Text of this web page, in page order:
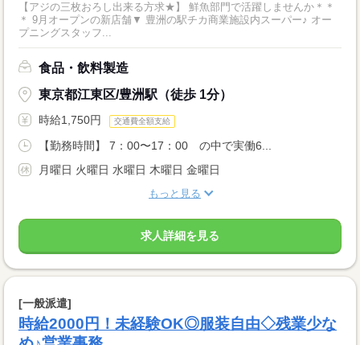
【アジの三枚おろし出来る方求★】 鮮魚部門で活躍しませんか＊＊
＊ 9月オープンの新店舗▼ 豊洲の駅チカ商業施設内スーパー♪ オー
プニングスタッフ...
食品・飲料製造
東京都江東区/豊洲駅（徒歩 1分）
時給1,750円 交通費全額支給
【勤務時間】 7：00〜17：00 の中で実働6...
月曜日 火曜日 水曜日 木曜日 金曜日
もっと見る
求人詳細を見る
[一般派遣]
時給2000円！未経験OK◎服装自由◇残業少な